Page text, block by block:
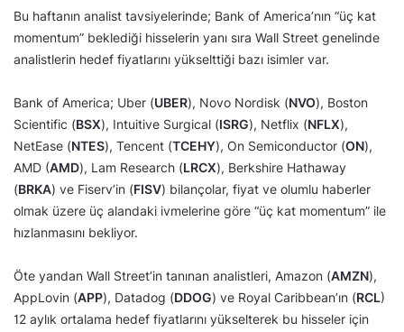
Bu haftanın analist tavsiyelerinde; Bank of America’nın “üç kat
momentum” beklediği hisselerin yanı sıra Wall Street genelinde
analistlerin hedef fiyatlarını yükselttiği bazı isimler var.
Bank of America; Uber (UBER), Novo Nordisk (NVO), Boston
Scientific (BSX), Intuitive Surgical (ISRG), Netflix (NFLX),
NetEase (NTES), Tencent (TCEHY), On Semiconductor (ON),
AMD (AMD), Lam Research (LRCX), Berkshire Hathaway
(BRKA) ve Fiserv’in (FISV) bilançolar, fiyat ve olumlu haberler
olmak üzere üç alandaki ivmelerine göre “üç kat momentum” ile
hızlanmasını bekliyor.
Öte yandan Wall Street’in tanınan analistleri, Amazon (AMZN),
AppLovin (APP), Datadog (DDOG) ve Royal Caribbean’ın (RCL)
12 aylık ortalama hedef fiyatlarını yükselterek bu hisseler için